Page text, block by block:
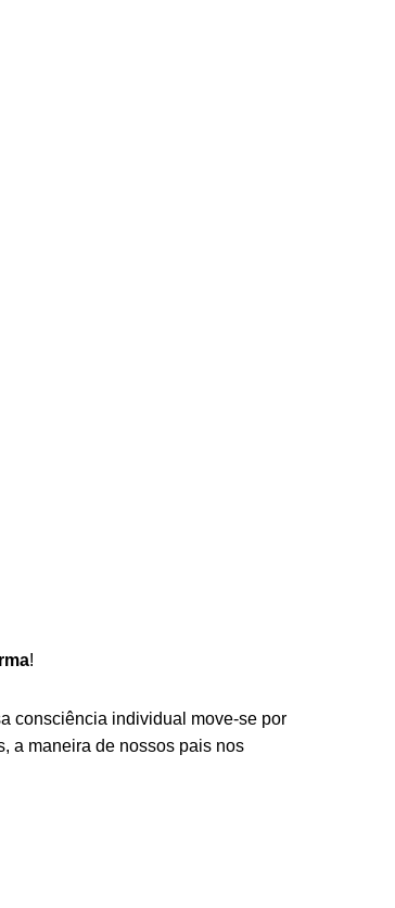
!
consciência individual move-se por
a maneira de nossos pais nos